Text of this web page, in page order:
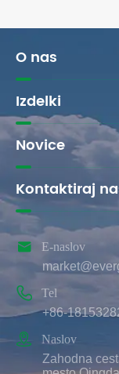
O nas
Izdelki
Novice
Kontaktiraj

E-naslov

Tel
+86-

Naslov
Zahodna